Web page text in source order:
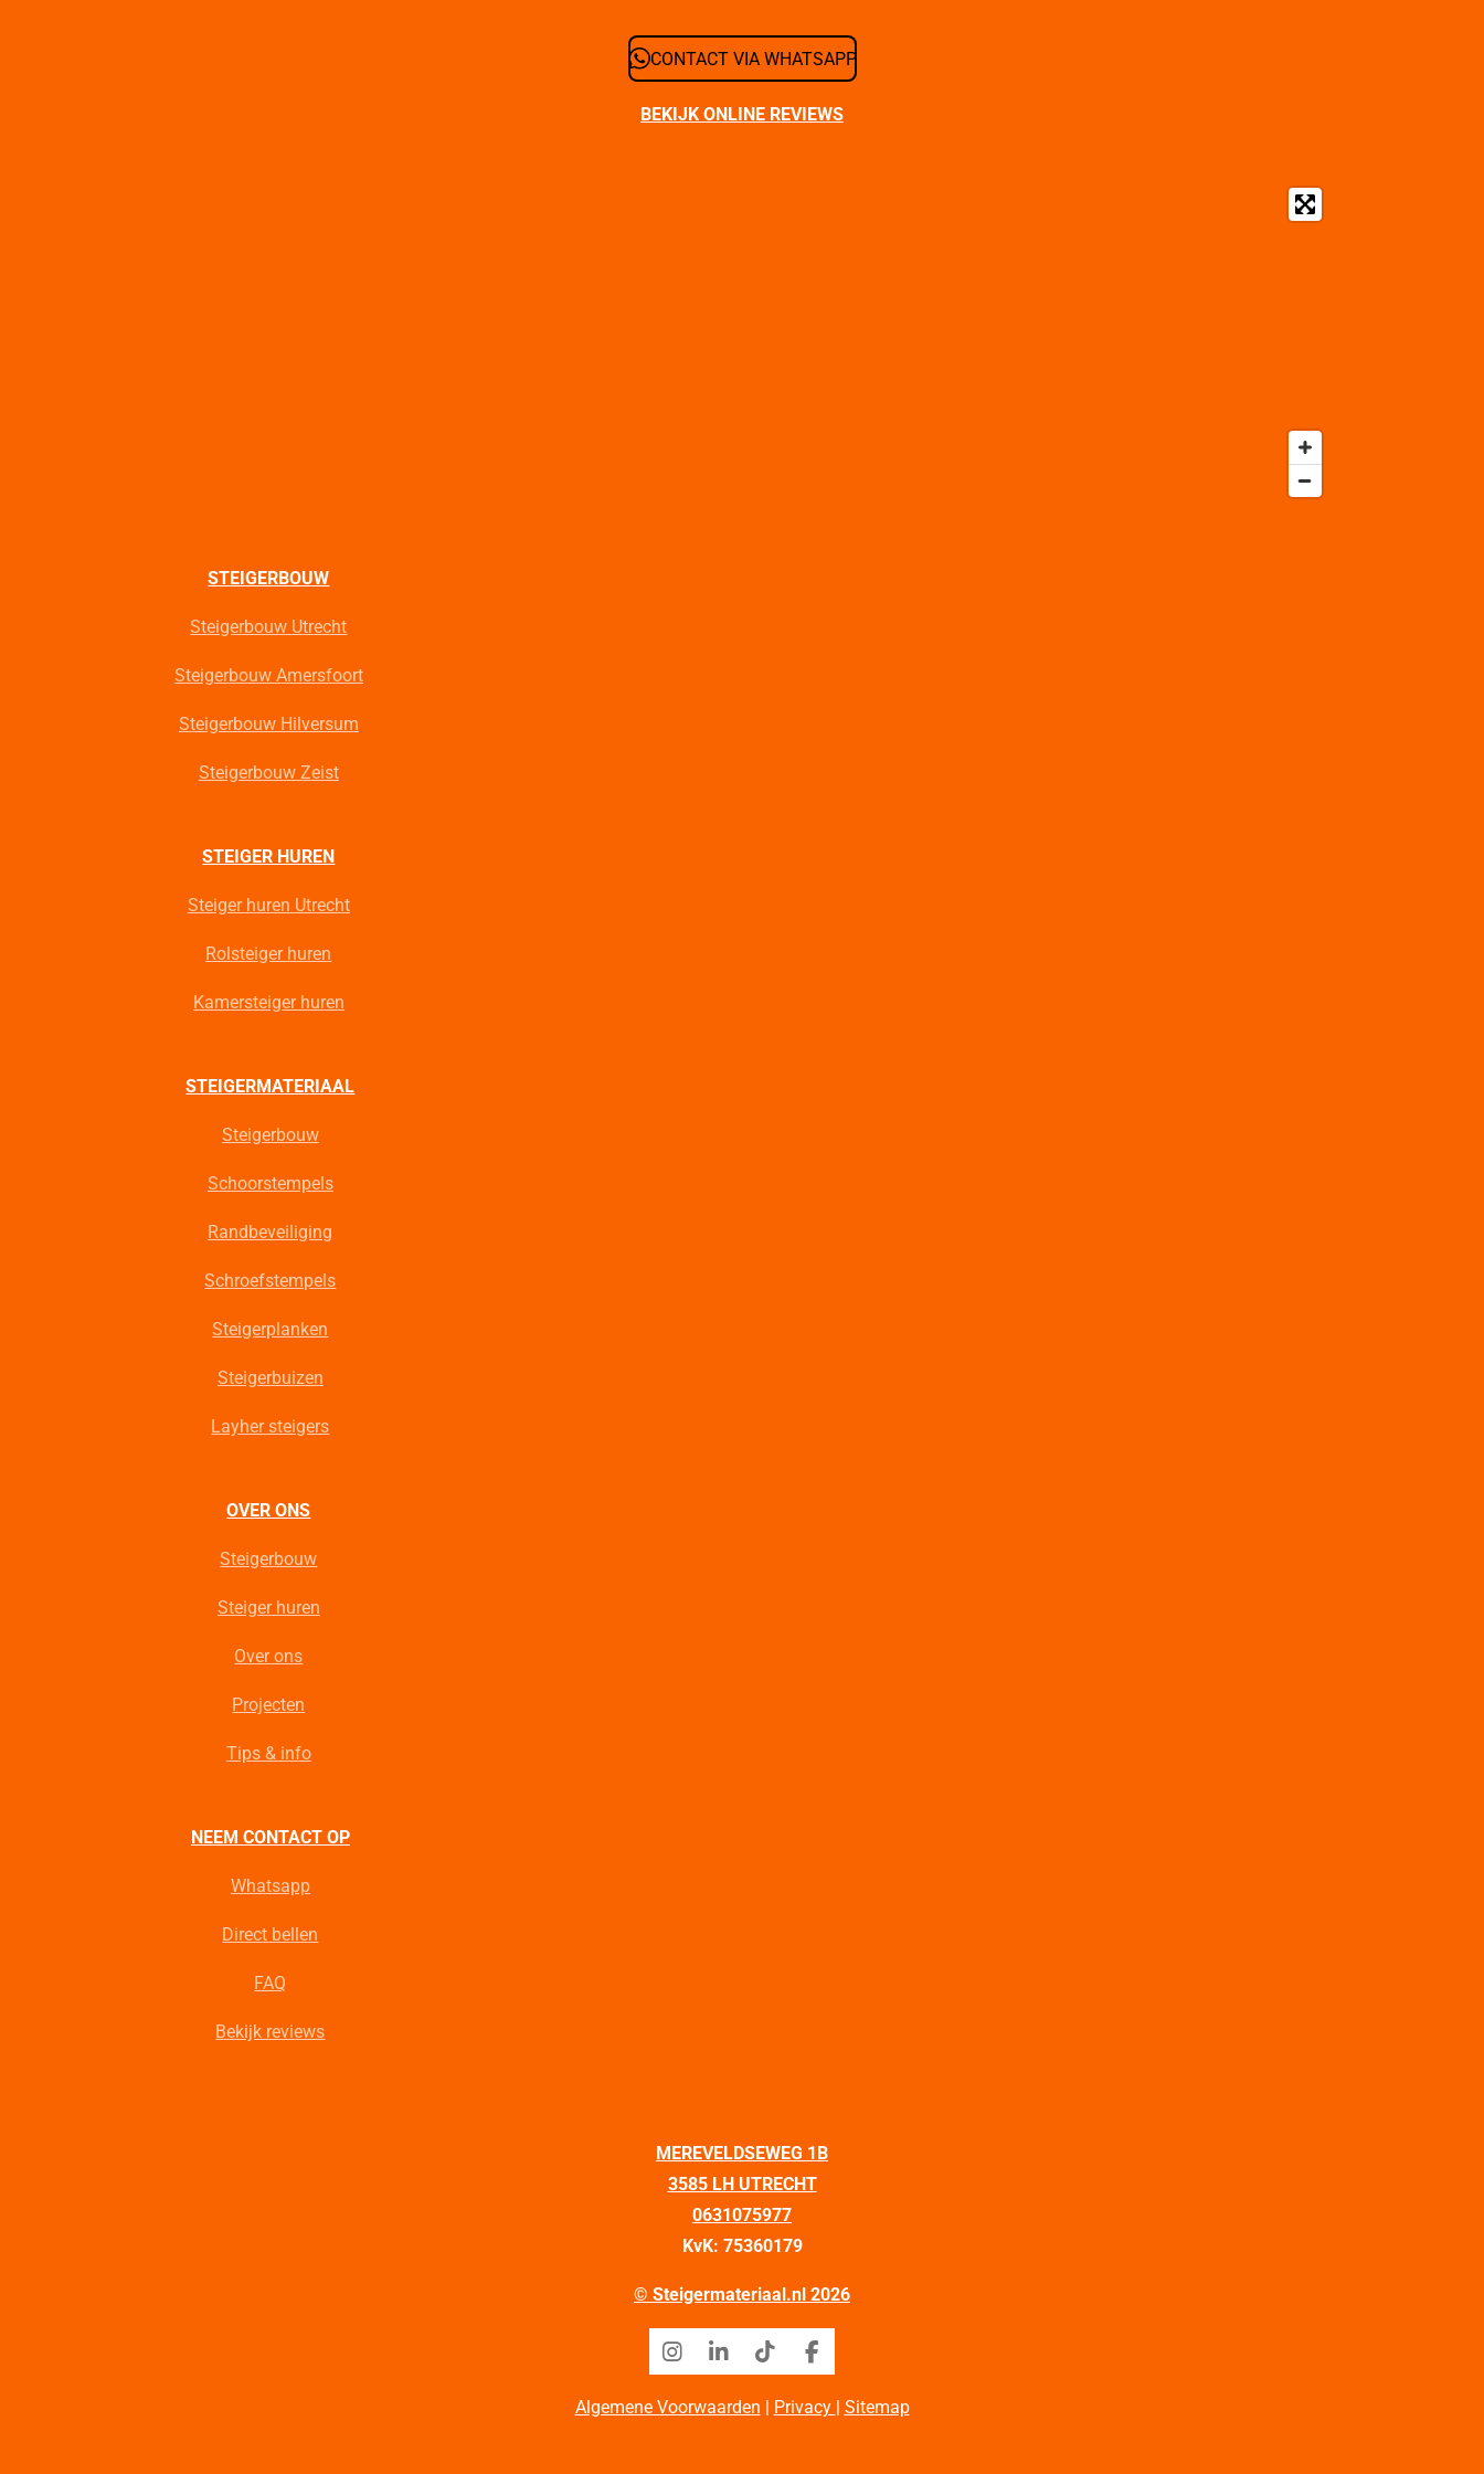
CONTACT VIA WHATSAPP
BEKIJK ONLINE REVIEWS
STEIGERBOUW
Steigerbouw Utrecht
Steigerbouw Amersfoort
Steigerbouw Hilversum
Steigerbouw Zeist
STEIGER HUREN
Steiger huren Utrecht
Rolsteiger huren
Kamersteiger huren
STEIGERMATERIAAL
Steigerbouw
Schoorstempels
Randbeveiliging
Schroefstempels
Steigerplanken
Steigerbuizen
Layher steigers
OVER ONS
Steigerbouw
Steiger huren
Over ons
Projecten
Tips & info
NEEM CONTACT OP
Whatsapp
Direct bellen
FAQ
Bekijk reviews
MEREVELDSEWEG 1B
3585 LH UTRECHT
0631075977
KvK: 75360179
© Steigermateriaal.nl 2026
I
n
s
L
i
n
T
i
k
F
a
c
Algemene Voorwaarden | Privacy | Sitemap